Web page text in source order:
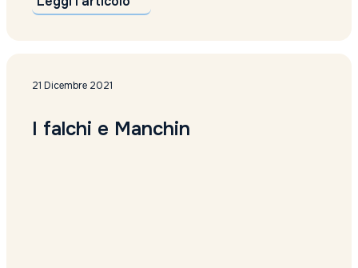
21 Dicembre 2021
I falchi e Manchin